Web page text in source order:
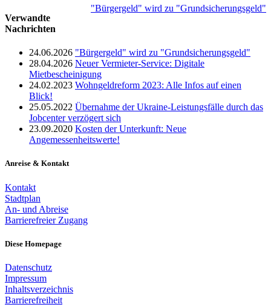
"Bürgergeld" wird zu "Grundsicherungsgeld"
Verwandte
Nachrichten
24.06.2026 "Bürgergeld" wird zu "Grundsicherungsgeld"
28.04.2026 Neuer Vermieter-Service: Digitale
Mietbescheinigung
24.02.2023 Wohngeldreform 2023: Alle Infos auf einen
Blick!
25.05.2022 Übernahme der Ukraine-Leistungsfälle durch das
Jobcenter verzögert sich
23.09.2020 Kosten der Unterkunft: Neue
Angemessenheitswerte!
Anreise & Kontakt
Kontakt
Stadtplan
An- und Abreise
Barrierefreier Zugang
Diese Homepage
Datenschutz
Impressum
Inhaltsverzeichnis
Barrierefreiheit